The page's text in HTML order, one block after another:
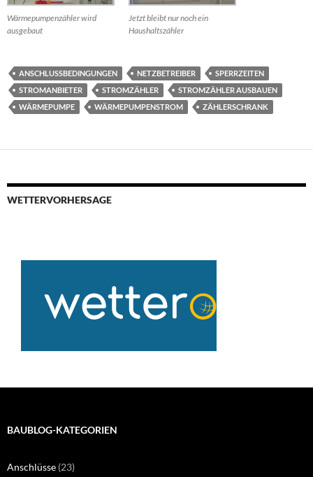
Wärmepumpenzähler wird
ausgebaut
Jetzt bleibt nur noch ein
Haushaltszähler
ANSCHLUSSBEDINGUNGEN NETZBETREIBER
SPERRZEITEN
STROMANBIETER
STROMZÄHLER
STROMZÄHLER AUSBAUEN
WÄRMEPUMPE
WÄRMEPUMPENSTROM ZÄHLERSCHRANK
WETTERVORHERSAGE
BAUBLOG-KATEGORIEN
Anschlüsse (23)